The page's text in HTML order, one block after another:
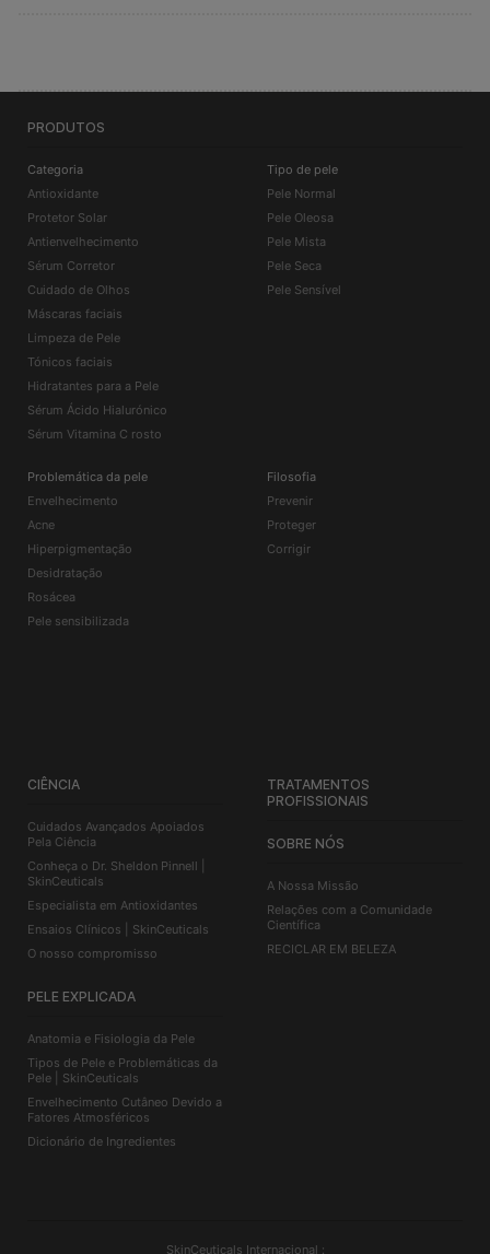
PRODUTOS
Categoria
Antioxidante
Protetor Solar
Antienvelhecimento
Sérum Corretor
Cuidado de Olhos
Máscaras faciais
Limpeza de Pele
Tónicos faciais
Hidratantes para a Pele
Sérum Ácido Hialurónico
Sérum Vitamina C rosto
Tipo de pele
Pele Normal
Pele Oleosa
Pele Mista
Pele Seca
Pele Sensível
Problemática da pele
Envelhecimento
Acne
Hiperpigmentação
Desidratação
Rosácea
Pele sensibilizada
Filosofia
Prevenir
Proteger
Corrigir
CIÊNCIA
Cuidados Avançados Apoiados
Pela Ciência
Conheça o Dr. Sheldon Pinnell |
SkinCeuticals
Especialista em Antioxidantes
Ensaios Clínicos | SkinCeuticals
O nosso compromisso
PELE EXPLICADA
Anatomia e Fisiologia da Pele
Tipos de Pele e Problemáticas da
Pele | SkinCeuticals
Envelhecimento Cutâneo Devido a
Fatores Atmosféricos
Dicionário de Ingredientes
TRATAMENTOS
PROFISSIONAIS
SOBRE NÓS
A Nossa Missão
Relações com a Comunidade
Científica
RECICLAR EM BELEZA
SkinCeuticals Internacional :